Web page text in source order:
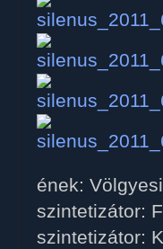
ének:
szintetizátor:
szintetizátor: